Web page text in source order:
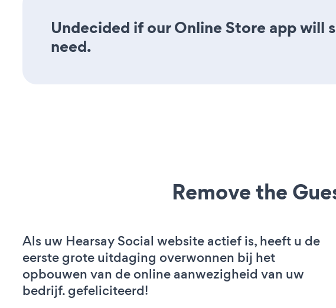
Undecided if our Online Store app will
need.
Remove the
Als uw Hearsay Social website actief is, heeft u de
eerste grote uitdaging overwonnen bij het
opbouwen van de online aanwezigheid van uw
bedrijf. gefeliciteerd!